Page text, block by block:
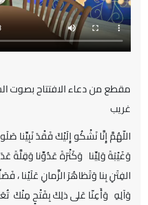
مقطع من دعاء الافتتاح بصوت
غريب
اللّهُمَّ إِنَّا نَشْكُو إِلَيْكَ فَقْدَ نَبِيِّنا
وَغَيْبَةَ وَلِيِّنا وَكَثْرَةَ عَدُوِّنا وَقِلَّةَ
الفِتَنِ بِنا وَتَظاهُرَ الزَّمانِ عَلَيْنا
وَآلِهِ وَأَعِنّا عَلى ذلِكَ بِفَتْحٍ مِنْكَ